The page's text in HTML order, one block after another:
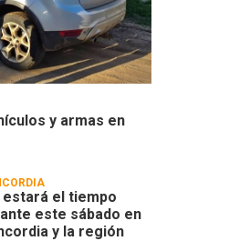
y armas en
estará el tiempo
este sábado en
y la región